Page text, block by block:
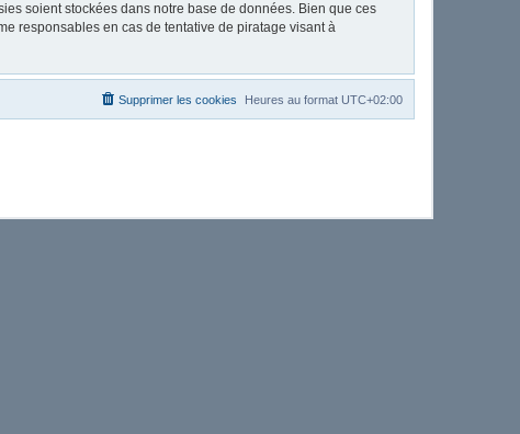
soient stockées dans notre base de données. Bien que ces
responsables en cas de tentative de piratage visant à
Heures au format UTC+02:00
Supprimer les cookies